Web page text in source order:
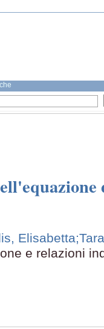
Elisabetta
e relazioni